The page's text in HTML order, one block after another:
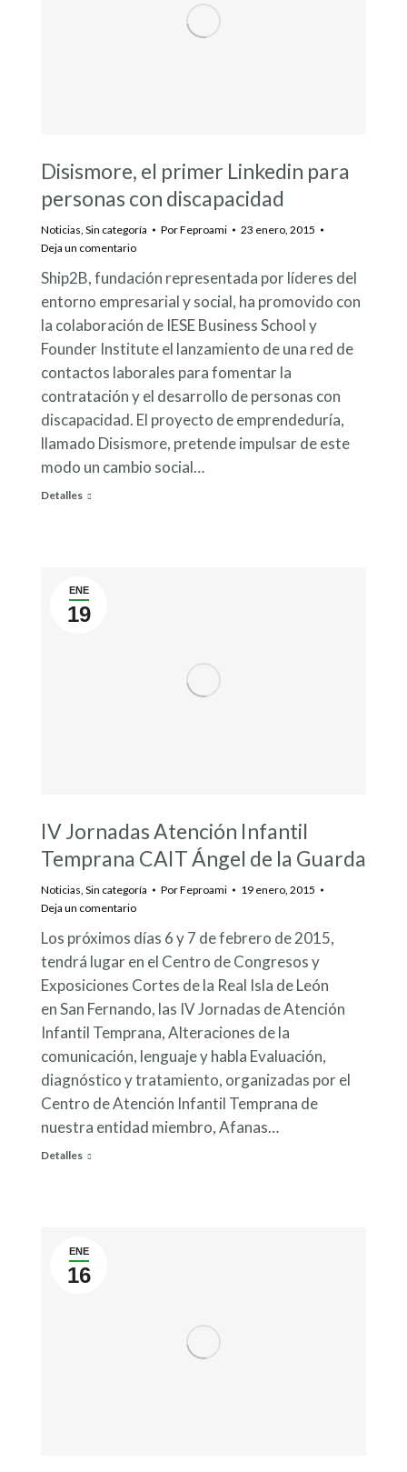
Disismore, el primer Linkedin para
personas con discapacidad
Noticias Sin categoría PorFeproami
23 enero, 2015
Deja un comentario
Ship2B, fundación representada por líderes del
entorno empresarial y social, ha promovido con
la colaboración de IESE Business School y
Founder Institute el lanzamiento de una red de
contactos laborales para fomentar la
contratación y el desarrollo de personas con
discapacidad. El proyecto de emprendeduría,
llamado Disismore, pretende impulsar de este
modo un cambio social…
Detalles
ENE
19
IV Jornadas Atención Infantil
Temprana CAIT Ángel de la Guarda
Noticias, Sin categoría PorFeproami
19 enero, 2015
Deja un comentario
Los próximos días 6 y 7 de febrero de 2015,
tendrá lugar en el Centro de Congresos y
Exposiciones Cortes de la Real Isla de León
en San Fernando, las IV Jornadas de Atención
Infantil Temprana, Alteraciones de la
comunicación, lenguaje y habla Evaluación,
diagnóstico y tratamiento, organizadas por el
Centro de Atención Infantil Temprana de
nuestra entidad miembro, Afanas…
Detalles
ENE
16